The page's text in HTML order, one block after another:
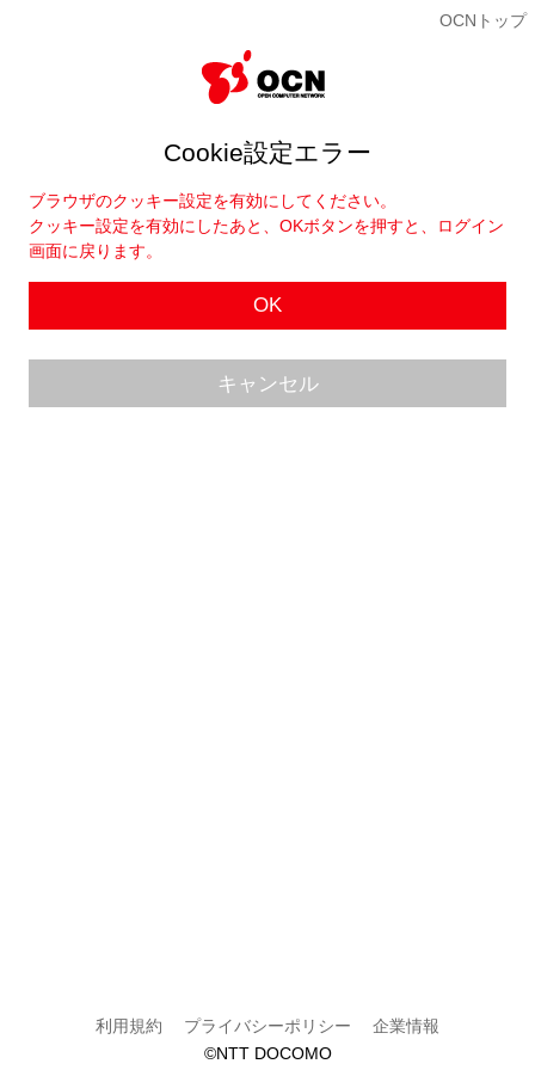
OCNトップ
Cookie設定エラー
ブラウザのクッキー設定を有効にしてください。
クッキー設定を有効にしたあと、OKボタンを押すと、ログイン
画面に戻ります。
利用規約 プライバシーポリシー
企業情報
©NTT DOCOMO